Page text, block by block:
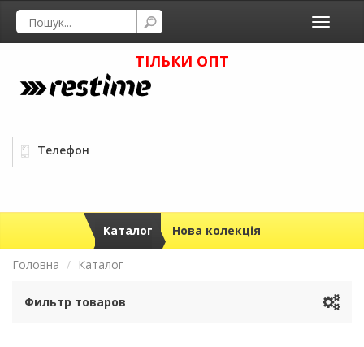
Toggle
ТІЛЬКИ ОПТ
Телефон
Каталог Нова колекція
Головна Каталог
Фильтр товаров